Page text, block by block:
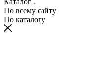
По всему сайту
По каталогу